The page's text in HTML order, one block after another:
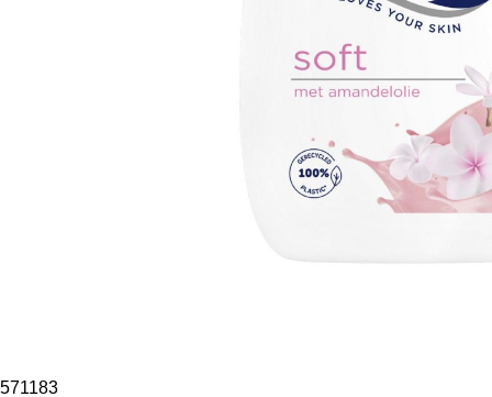
571183